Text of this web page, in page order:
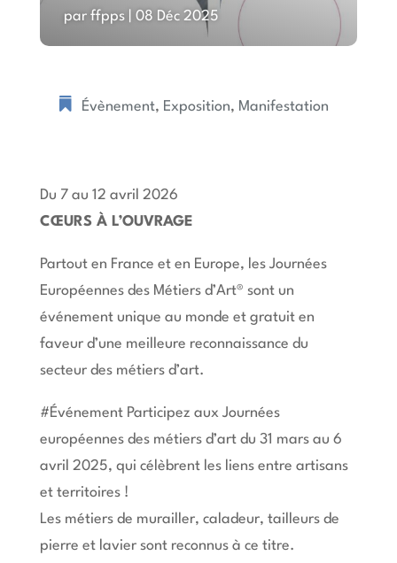
par ffpps| 08 Déc 2025
Évènement, Exposition, Manifestation
Du 7 au 12 avril 2026
CŒURS À L’OUVRAGE
Partout en France et en Europe, les Journées
Européennes des Métiers d’Art® sont un
événement unique au monde et gratuit en
faveur d’une meilleure reconnaissance du
secteur des métiers d’art.
#ÉvénementParticipez aux Journées
européennes des métiers d’art du 31 mars au 6
avril 2025, qui célèbrent les liens entre artisans
et territoires !
Les métiers de murailler, caladeur, tailleurs de
pierre et lavier sont reconnus à ce titre.